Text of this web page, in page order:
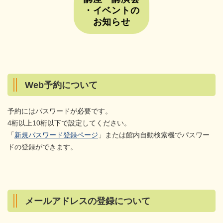
・イベントの
お知らせ
Web予約について
予約にはパスワードが必要です。
4桁以上10桁以下で設定してください。
「新規パスワード登録ページ 」または館内自動検索機でパスワー
ドの登録ができます。
メールアドレスの登録について